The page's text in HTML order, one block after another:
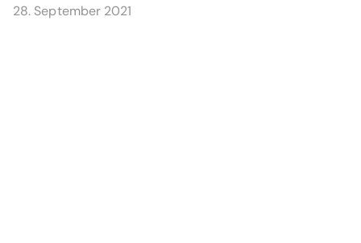
28. September 2021